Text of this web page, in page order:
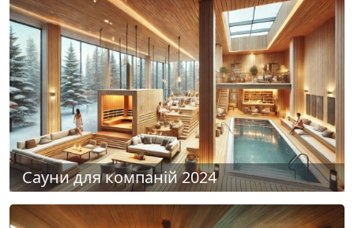
Сауни для компаній 2024